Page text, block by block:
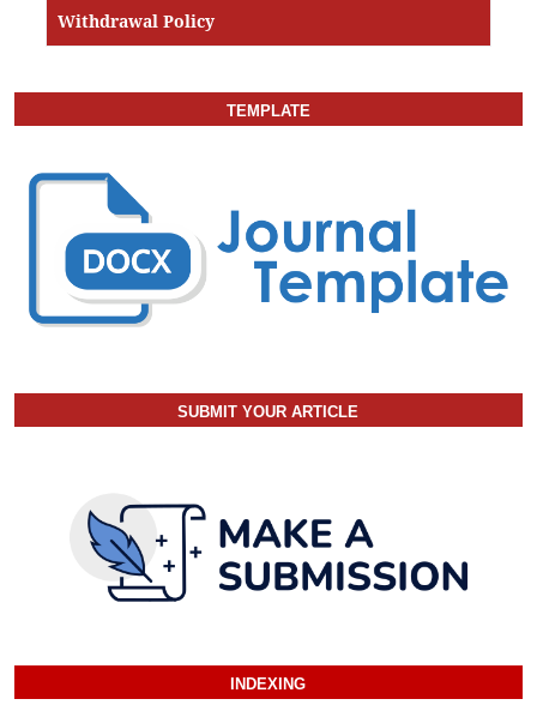
Withdrawal Policy
TEMPLATE
SUBMIT YOUR ARTICLE
INDEXING